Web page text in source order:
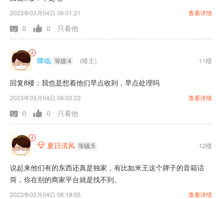
2023年03月04日 06:01:21 查看详情
0 0 只看他
降临 等级:4 (楼主) 11楼
回复8楼：我也是想着他们早点收到，早点处理吗
2023年03月04日 06:03:22 查看详情
0 0 只看他
 夏日清风 等级:5 12楼
说起来他们有的东西还真是独家，有比如米王这个牌子的音箱话
筒，你在别的商家平台就是找不到。
2023年03月04日 06:19:05 查看详情